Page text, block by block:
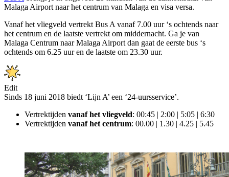
Malaga Airport naar het centrum van Malaga en visa versa.
Vanaf het vliegveld vertrekt Bus A vanaf 7.00 uur ‘s ochtends naar
het centrum en de laatste vertrekt om middernacht. Ga je van
Malaga Centrum naar Malaga Airport dan gaat de eerste bus ‘s
ochtends om 6.25 uur en de laatste om 23.30 uur.
Edit
Sinds 18 juni 2018 biedt ‘Lijn A’ een ‘24-uursservice’.
Vertrektijden vanaf het vliegveld: 00:45 | 2:00 | 5:05 | 6:30
Vertrektijden vanaf het centrum: 00.00 | 1.30 | 4.25 | 5.45